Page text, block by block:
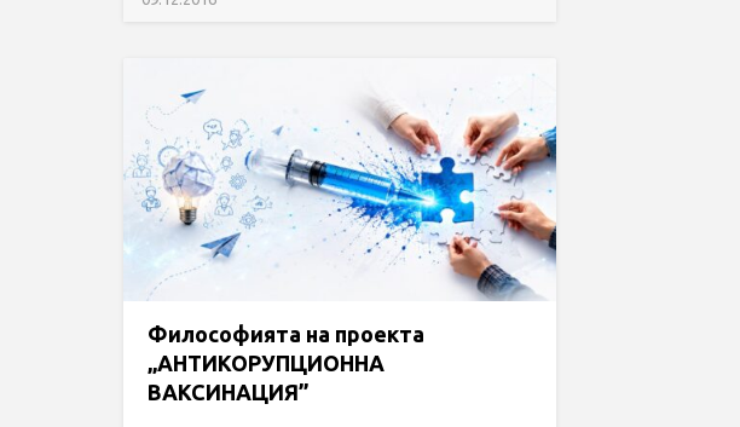
Философията на проекта
„АНТИКОРУПЦИОННА
ВАКСИНАЦИЯ”